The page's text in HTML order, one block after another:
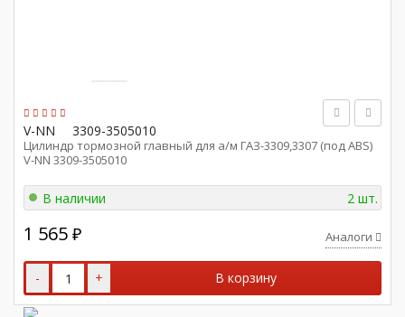
V-NN 3309-3505010
Цилиндр тормозной главный для а/м ГАЗ-3309,3307 (под ABS)
V-NN 3309-3505010
В наличии 2 шт.
1 565 ₽ Аналоги
- + В корзину